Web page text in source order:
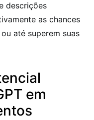
descrições
as chances
até superem suas
em